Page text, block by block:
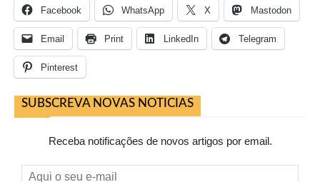
Facebook WhatsApp X Mastodon
Email Print LinkedIn Telegram
Pinterest
SUBSCREVA NOVAS NOTICIAS
Receba notificações de novos artigos por email.
Aqui